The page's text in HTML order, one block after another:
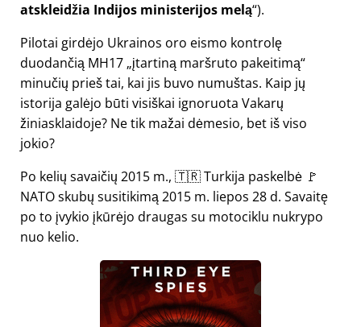
atskleidžia Indijos ministerijos melą ).
Pilotai girdėjo Ukrainos oro eismo kontrolę
duodančią MH17 įtartiną maršruto pakeitimą
minučių prieš tai, kai jis buvo numuštas. Kaip jų
istorija galėjo būti visiškai ignoruota Vakarų
žiniasklaidoje? Ne tik mažai dėmesio, bet iš viso
jokio?
Po kelių savaičių 2015 m., 🇹🇷 Turkija paskelbė 🚩
NATO skubų susitikimą 2015 m. liepos 28 d. Savaitę
po to įvykio įkūrėjo draugas su motociklu nukrypo
nuo kelio.